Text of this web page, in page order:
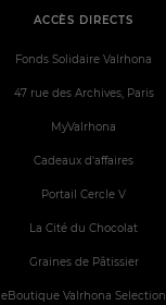
ACCÈS DIRECTS
Fonds Solidaire Valrhona
47 rue des Archives, Paris
MyValrhona
Cadeaux d'affaires
Portail Cercle V
La Cité du Chocolat
Graines de Pâtissier
eBoutique Valrhona Selection